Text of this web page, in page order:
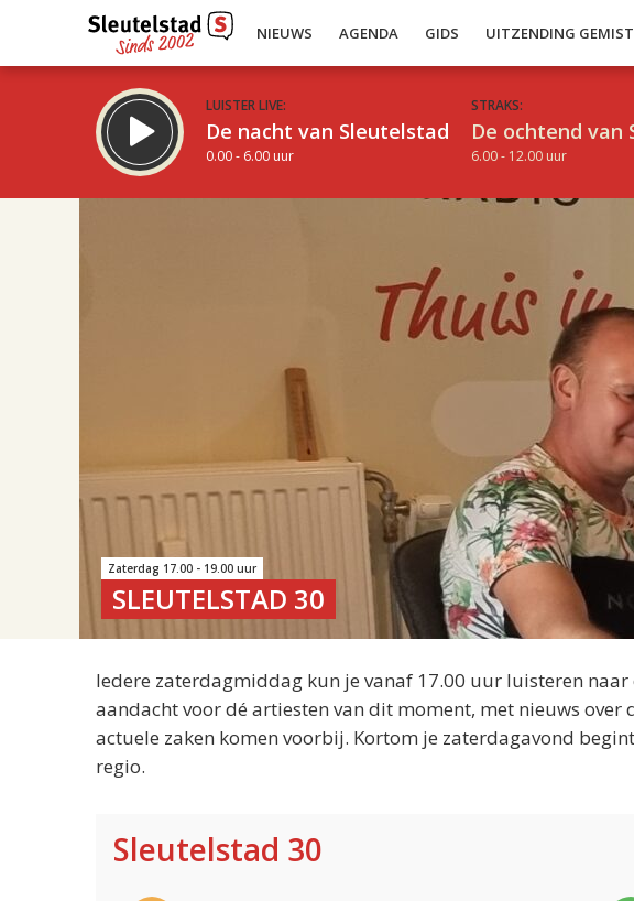
NIEUWS AGENDA GIDS UITZENDING GEMIST
LUISTER LIVE:
De nacht van Sleutelstad
0.00 - 6.00 uur
STRAKS:
De ochtend van
6.00 - 12.00 uur
Zaterdag 17.00 - 19.00 uur
SLEUTELSTAD 30
Iedere zaterdagmiddag kun je vanaf 17.00 uur luisteren
aandacht voor dé artiesten van dit moment, met nieuws
actuele zaken komen voorbij. Kortom je zaterdagavond
regio.
Sleutelstad 30